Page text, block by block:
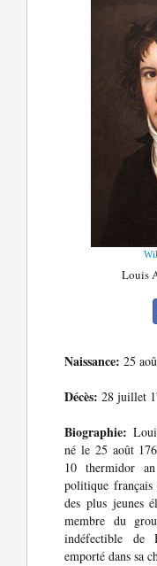
Louis
Naissance: 25
Décès: 28 juillet
Biographie:
né le 25 août
10 thermidor
politique
des plus jeunes
membre du
indéfectible de
emporté dans sa